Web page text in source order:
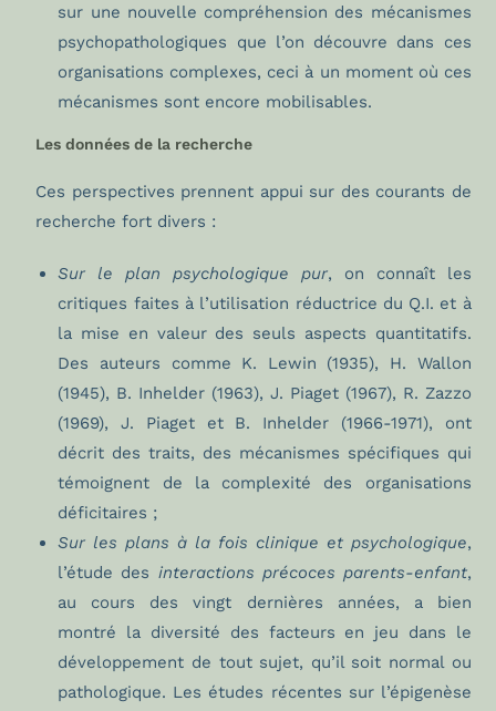
sur une nouvelle compréhension des mécanismes
psychopathologiques que l’on découvre dans ces
organisations complexes, ceci à un moment où ces
mécanismes sont encore mobilisables.
Les données de la recherche
Ces perspectives prennent appui sur des courants de
recherche fort divers :
Sur le plan psychologique pur, on connaît les
critiques faites à l’utilisation réductrice du Q.I. et à
la mise en valeur des seuls aspects quantitatifs.
Des auteurs comme K. Lewin (1935), H. Wallon
(1945), B. Inhelder (1963), J. Piaget (1967), R. Zazzo
(1969), J. Piaget et B. Inhelder (1966-1971), ont
décrit des traits, des mécanismes spécifiques qui
témoignent de la complexité des organisations
déficitaires ;
Sur les plans à la fois clinique et psychologique,
l’étude des interactions précoces parents-enfant,
au cours des vingt dernières années, a bien
montré la diversité des facteurs en jeu dans le
développement de tout sujet, qu’il soit normal ou
pathologique. Les études récentes sur l’épigenèse